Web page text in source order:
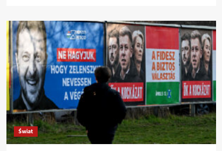
Świat